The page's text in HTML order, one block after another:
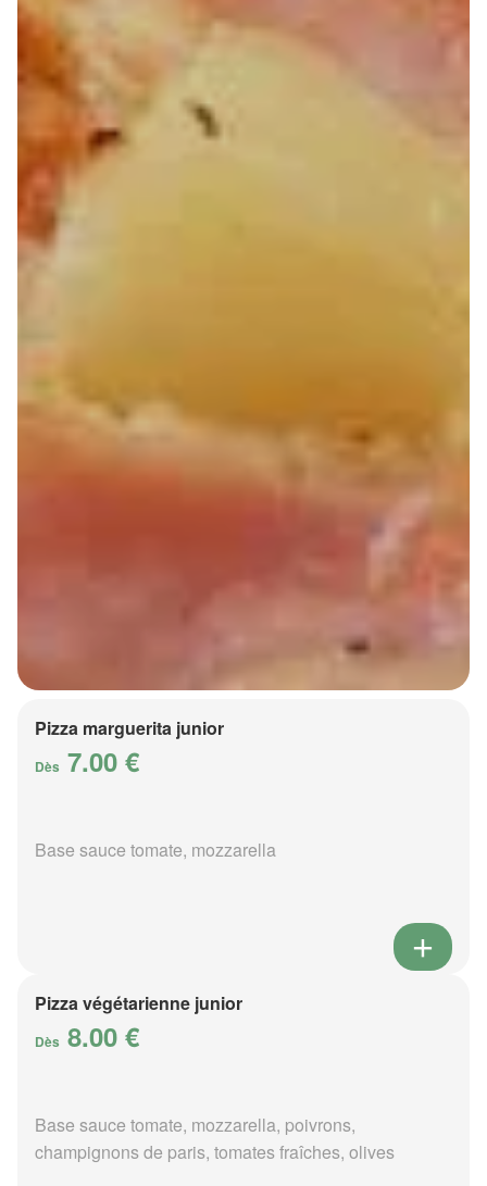
Pizza marguerita junior
Dès 7.00 €
Base sauce tomate, mozzarella
Pizza végétarienne junior
Dès 8.00 €
Base sauce tomate, mozzarella, poivrons,
champignons de paris, tomates fraîches, olives